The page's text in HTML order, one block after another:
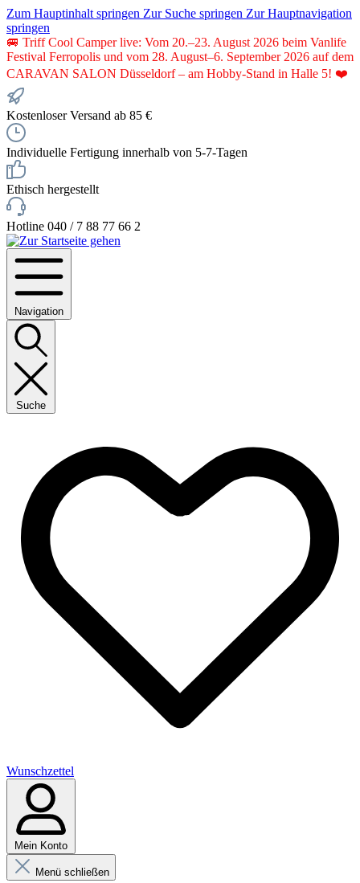
Zum Hauptinhalt springen Zur Suche springen Zur Hauptnavigation
springen
🚐 Triff Cool Camper live: Vom 20.–23. August 2026 beim Vanlife
Festival Ferropolis und vom 28. August–6. September 2026 auf dem
CARAVAN SALON Düsseldorf – am Hobby-Stand in Halle 5! ❤️
Kostenloser Versand ab 85 €
Individuelle Fertigung innerhalb von 5-7-Tagen
Ethisch hergestellt
Hotline 040 / 7 88 77 66 2
Navigation
Suche
Wunschzettel
Mein Konto
Menü schließen